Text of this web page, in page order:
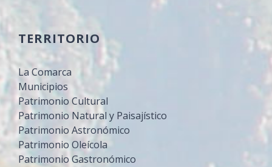
TERRITORIO
La Comarca
Municipios
Patrimonio Cultural
Patrimonio Natural y Paisajístico
Patrimonio Astronómico
Patrimonio Oleícola
Patrimonio Gastronómico